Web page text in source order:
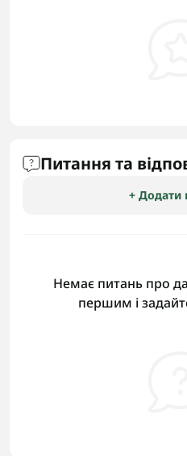
Питання та
+ Додати
Немає питань про
першим і